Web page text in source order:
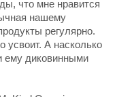
что мне нравится
нашему
регулярно.
усвоит. А насколько
ему диковинными